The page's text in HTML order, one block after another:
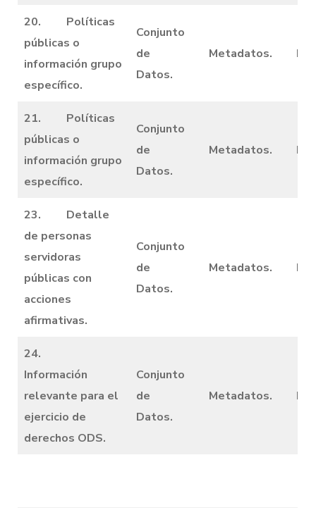
20. Políticas
públicas o
información grupo
específico.
Conjunto
de
Datos.
Metadatos.
21. Políticas
públicas o
información grupo
específico.
Conjunto
de
Datos.
Metadatos.
23. Detalle
de personas
servidoras
públicas con
acciones
afirmativas.
Conjunto
de
Datos.
Metadatos.
24.
Información
relevante para el
ejercicio de
derechos ODS.
Conjunto
de
Datos.
Metadatos.